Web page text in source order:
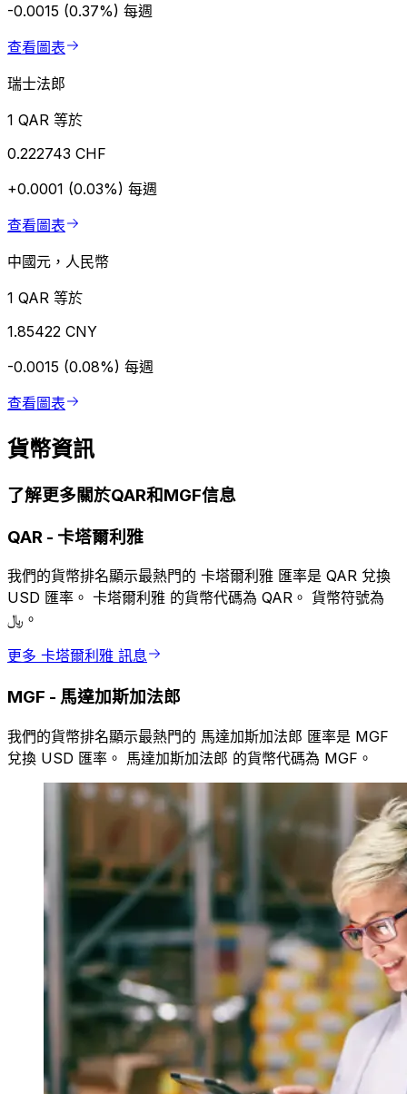
-0.0015 (0.37%) 每週
查看圖表
瑞士法郎
1 QAR 等於
0.222743 CHF
+0.0001 (0.03%) 每週
查看圖表
中國元，人民幣
1 QAR 等於
1.85422 CNY
-0.0015 (0.08%) 每週
查看圖表
貨幣資訊
了解更多關於QAR和MGF信息
QAR - 卡塔爾利雅
我們的貨幣排名顯示最熱門的 卡塔爾利雅 匯率是 QAR 兌換
USD 匯率。 卡塔爾利雅 的貨幣代碼為 QAR。 貨幣符號為
﷼。
更多 卡塔爾利雅 訊息
MGF - 馬達加斯加法郎
我們的貨幣排名顯示最熱門的 馬達加斯加法郎 匯率是 MGF
兌換 USD 匯率。 馬達加斯加法郎 的貨幣代碼為 MGF。